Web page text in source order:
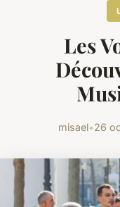
Les
misael•26